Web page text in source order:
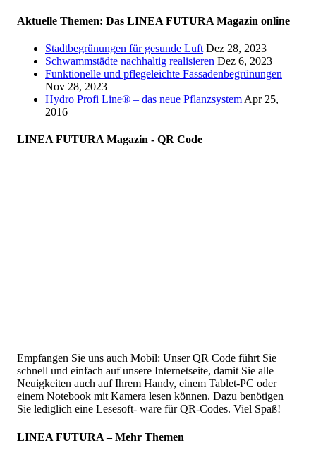
Aktuelle Themen: Das LINEA FUTURA Magazin online
Stadtbegrünungen für gesunde Luft Dez 28, 2023
Schwammstädte nachhaltig realisieren Dez 6, 2023
Funktionelle und pflegeleichte Fassadenbegrünungen
Nov 28, 2023
Hydro Profi Line® – das neue Pflanzsystem Apr 25,
2016
LINEA FUTURA Magazin - QR Code
Empfangen Sie uns auch Mobil: Unser QR Code führt Sie
schnell und einfach auf unsere Internetseite, damit Sie alle
Neuigkeiten auch auf Ihrem Handy, einem Tablet-PC oder
einem Notebook mit Kamera lesen können. Dazu benötigen
Sie lediglich eine Lesesoft- ware für QR-Codes. Viel Spaß!
LINEA FUTURA – Mehr Themen